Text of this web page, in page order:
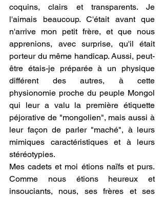
coquins, clairs et transparents. Je
l'aimais beaucoup. C'était avant que
n'arrive mon petit frère, et que nous
apprenions, avec surprise, qu'il était
porteur du même handicap. Aussi, peut-
être étais-je préparée à un physique
différent des autres, à cette
physionomie proche du peuple Mongol
qui leur a valu la première étiquette
péjorative de "mongolien", mais aussi à
leur façon de parler "maché", à leurs
mimiques caractéristiques et à leurs
stéréotypies.
Mes cadets et moi étions naïfs et purs.
Comme nous étions heureux et
insouciants, nous, ses frères et ses